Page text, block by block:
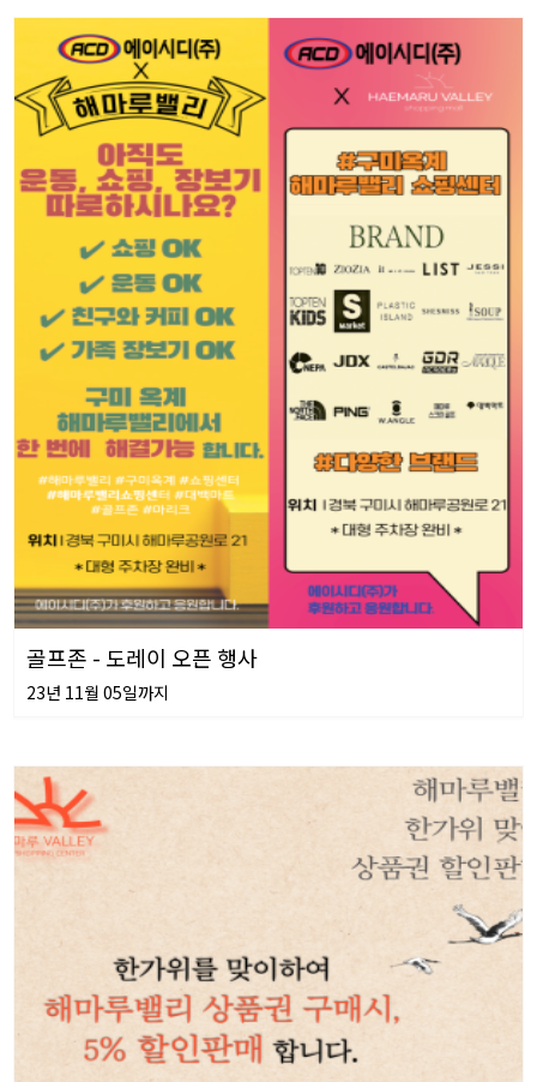
골프존 - 도레이 오픈 행사
23년 11월 05일까지